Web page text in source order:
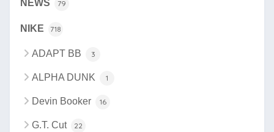
NEWS 79
NIKE 718
ADAPT BB 3
ALPHA DUNK 1
Devin Booker 16
G.T. Cut 22